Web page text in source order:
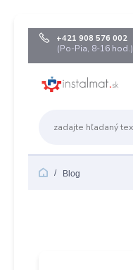
+421 908 576 002
(Po-Pia, 8-16 hod.)
Blog